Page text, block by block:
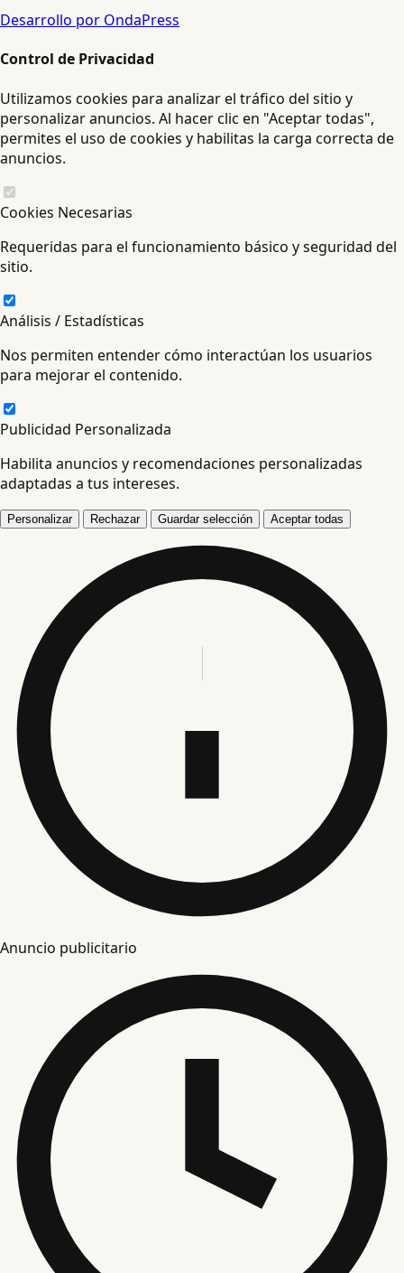
Desarrollo por OndaPress
Control de Privacidad
Utilizamos cookies para analizar el tráfico del sitio y
personalizar anuncios. Al hacer clic en "Aceptar todas",
permites el uso de cookies y habilitas la carga correcta de
anuncios.
Cookies Necesarias
Requeridas para el funcionamiento básico y seguridad del
sitio.
Análisis / Estadísticas
Nos permiten entender cómo interactúan los usuarios
para mejorar el contenido.
Publicidad Personalizada
Habilita anuncios y recomendaciones personalizadas
adaptadas a tus intereses.
Personalizar Rechazar Guardar selección Aceptar todas
Anuncio publicitario